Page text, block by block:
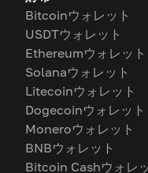
Bitcoinウォレット
USDTウォレット
Ethereumウォレット
Solanaウォレット
Litecoinウォレット
Dogecoinウォレット
Moneroウォレット
BNBウォレット
Bitcoin Cashウォレ